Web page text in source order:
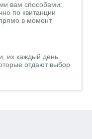
вам способами:
по квитанции
в момент
их каждый день
отдают выбор